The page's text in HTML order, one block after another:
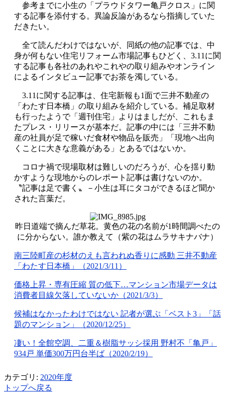
参考までに小生の「プラウドタワー亀戸クロス」に関
する記事を添付する。異論反論があるなら指摘していた
だきたい。
全て読んだわけではないが、同紙の他の記事では、中
身が何もない住宅リフォーム市場記事もひどく、3.11に関
する記事も各社のあれやこれやの取り組みやオンライン
によるインタビュー記事でお茶を濁している。
3.11に関する記事は、住宅新報も1面で三井不動産の
「わたす日本橋」の取り組みを紹介している。補足取材
も行ったようで「週刊住宅」よりはましだが、これもま
たプレス・リリースが基本だ。記事の中には「三井不動
産の社員が足で稼いだ食材や物品を販売」「現地へ出向
くことに大きな意義がある」とあるではないか。
コロナ禍で現場取材は難しいのだろうが、心を揺り動
かすような現地からのレポート記事は書けないのか。
〝記事は足で書く〟－小生は耳にタコができるほど聞か
された言葉だ。
昨日道端で摘んだ草花。黄色の花の名前が1時間調べたの
に分からない。誰か教えて（紫の花はムラサキナバナ）
南三陸町産の杉材のえも言われぬ香りに感動 三井不動産
「わたす日本橋」（2021/3/11）
価格上昇・専有圧縮 質の低下…マンション市場データは
消費者目線欠落していないか（2021/3/3）
候補はなかったわけではない 記者が選ぶ「ベスト3」「話
題のマンション」（2020/12/25）
凄い！全館空調、二重＆樹脂サッシ採用 野村不「亀戸」
934戸 単価300万円台半ば（2020/2/19）
カテゴリ: 2020年度
トップへ戻る